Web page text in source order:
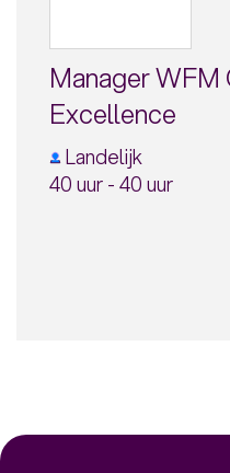
Manager
Excellence
Landelijk
40 uur - 40 uur